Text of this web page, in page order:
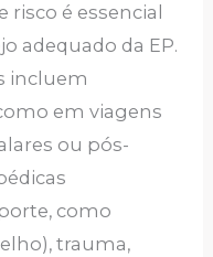
é essencial
adequado da EP.
incluem
em viagens
ou pós-
como
trauma,